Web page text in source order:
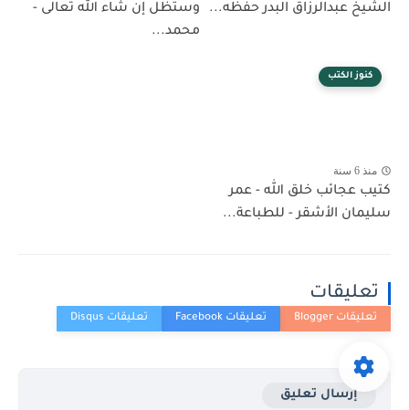
الشيخ عبدالرزاق البدر حفظه...
وستظل إن شاء الله تعالى -
محمد...
كنوز الكتب
منذ 6 سنة
كتيب عجائب خلق الله - عمر
سليمان الأشقر - للطباعة...
تعليقات
إرسال تعليق